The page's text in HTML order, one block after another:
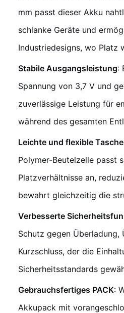
mm passt dieser Akku
schlanke Geräte und
Industriedesigns, wo Platz
Stabile Ausgangsleistung:
Spannung von 3,7 V und
zuverlässige Leistung für
während des gesamten
Leichte und flexible Tasche
Polymer-Beutelzelle passt
Platzverhältnisse an,
bewahrt gleichzeitig die
Verbesserte
Schutz gegen Überladung,
Kurzschluss, der die
Sicherheitsstandards
Gebrauchsfertiges PACK:
Akkupack mit